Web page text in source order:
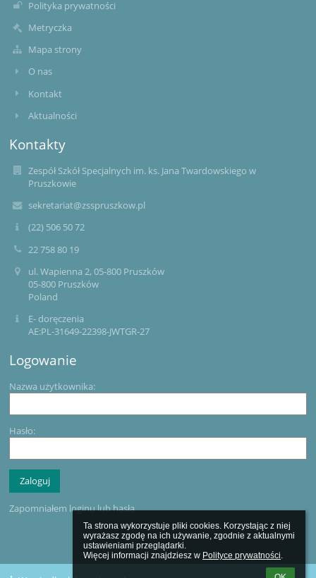
Ta strona wykorzystuje pliki cookies. Korzystając z niej
wyrażasz zgodę na ich używanie, zgodnie z aktualnymi
ustawieniami przeglądarki.
Więcej informacji znajdziesz w Polityce prywatności.
Polityka prywatności
Metryczka
Mapa strony
O nas
Kontakt
Aktualności
Kontakty
Zespół Szkół Specjalnych im. ks. Jana Twardowskiego w
Pruszkowie
sekretariat@zsspruszkow.pl
(22) 506 50 72
22 758 80 19
ul. Wapienna 2, 05-800 Pruszków
05-800 Pruszków
Poland
E- doręczenia
AE:PL-31649-22398-JWTGR-27
Logowanie
Nazwa użytkownika:
Hasło:
Zapomniałem loginu lub hasła